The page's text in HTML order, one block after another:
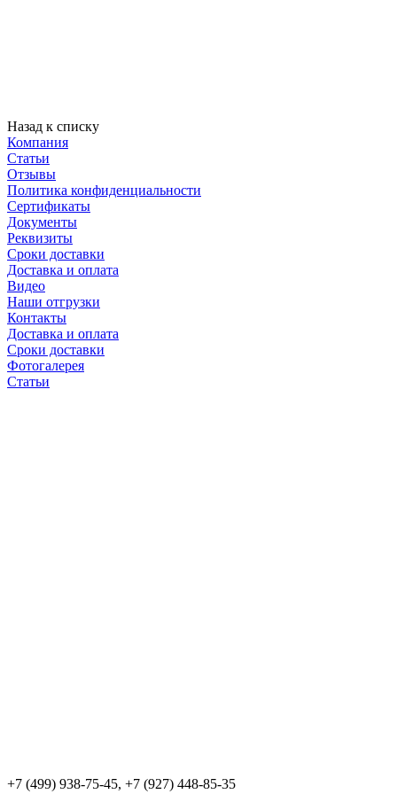
Назад к списку
Компания
Статьи
Отзывы
Политика конфиденциальности
Сертификаты
Документы
Реквизиты
Сроки доставки
Доставка и оплата
Видео
Наши отгрузки
Контакты
Доставка и оплата
Сроки доставки
Фотогалерея
Статьи
+7 (499) 938-75-45, +7 (927) 448-85-35